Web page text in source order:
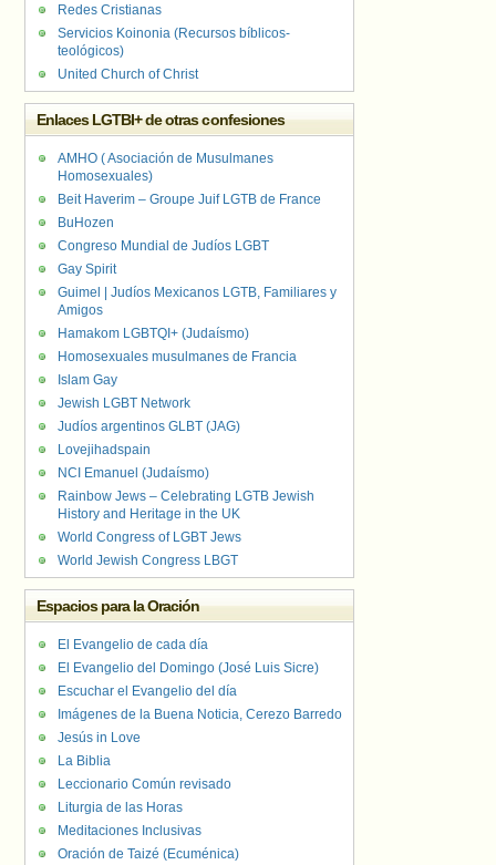
Redes Cristianas
Servicios Koinonia (Recursos bíblicos-
teológicos)
United Church of Christ
Enlaces LGTBI+ de otras confesiones
AMHO ( Asociación de Musulmanes
Homosexuales)
Beit Haverim – Groupe Juif LGTB de France
BuHozen
Congreso Mundial de Judíos LGBT
Gay Spirit
Guimel | Judíos Mexicanos LGTB, Familiares y
Amigos
Hamakom LGBTQI+ (Judaísmo)
Homosexuales musulmanes de Francia
Islam Gay
Jewish LGBT Network
Judíos argentinos GLBT (JAG)
Lovejihadspain
NCI Emanuel (Judaísmo)
Rainbow Jews – Celebrating LGTB Jewish
History and Heritage in the UK
World Congress of LGBT Jews
World Jewish Congress LBGT
Espacios para la Oración
El Evangelio de cada día
El Evangelio del Domingo (José Luis Sicre)
Escuchar el Evangelio del día
Imágenes de la Buena Noticia, Cerezo Barredo
Jesús in Love
La Biblia
Leccionario Común revisado
Liturgia de las Horas
Meditaciones Inclusivas
Oración de Taizé (Ecuménica)